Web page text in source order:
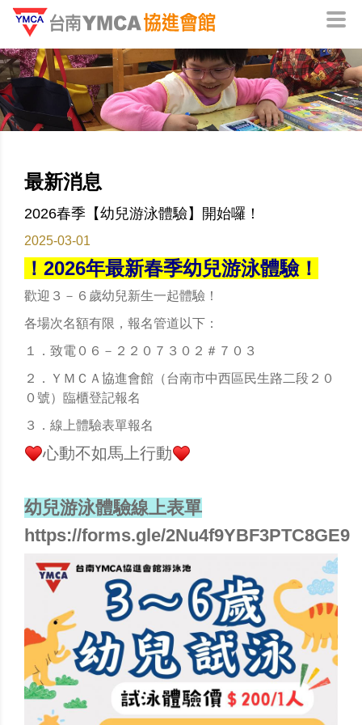
最新消息
2026春季【幼兒游泳體驗】開始囉！
2025-03-01
！2026年最新春季幼兒游泳體驗！
歡迎３－６歲幼兒新生一起體驗！
各場次名額有限，報名管道以下：
１．致電０６－２２０７３０２＃７０３
２．ＹＭＣＡ協進會館（台南市中西區民生路二段２０
０號）臨櫃登記報名
３．線上體驗表單報名
心動不如馬上行動
幼兒游泳體驗線上表單
https://forms.gle/2Nu4f9YBF3PTC8GE9